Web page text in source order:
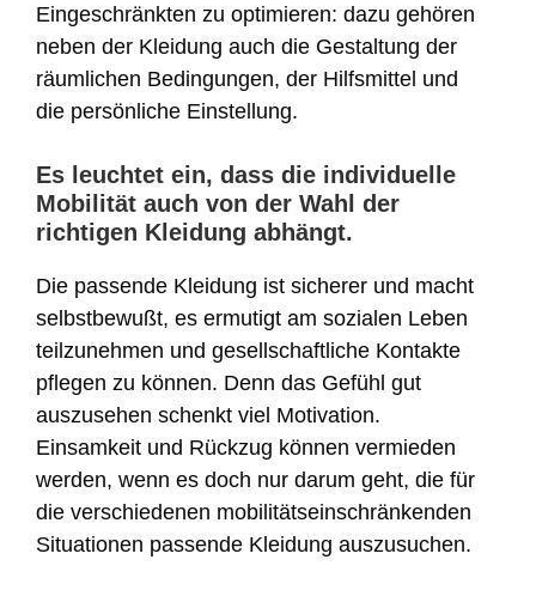
Eingeschränkten zu optimieren: dazu gehören
neben der Kleidung auch die Gestaltung der
räumlichen Bedingungen, der Hilfsmittel und
die persönliche Einstellung.
Es leuchtet ein, dass die individuelle
Mobilität auch von der Wahl der
richtigen Kleidung abhängt.
Die passende Kleidung ist sicherer und macht
selbstbewußt, es ermutigt am sozialen Leben
teilzunehmen und gesellschaftliche Kontakte
pflegen zu können. Denn das Gefühl gut
auszusehen schenkt viel Motivation.
Einsamkeit und Rückzug können vermieden
werden, wenn es doch nur darum geht, die für
die verschiedenen mobilitätseinschränkenden
Situationen passende Kleidung auszusuchen.